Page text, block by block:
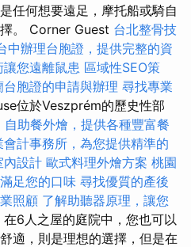
任何想要遠足，摩托船或騎自
。 Corner Guest 台北整骨技
中辦理台胞證，提供完整的資
您遠離鼠患 區域性SEO策
台胞證的申請與辦理 尋找專業
位於Veszprém的歷史性部
自助餐外燴，提供各種豐富餐
會計事務所，為您提供精準的
內設計 歐式料理外燴方案 桃園
足您的口味 尋找優質的產後
照顧 了解助聽器原理，讓您
在6人之屋的庭院中，您也可以
適，則是理想的選擇，但是在